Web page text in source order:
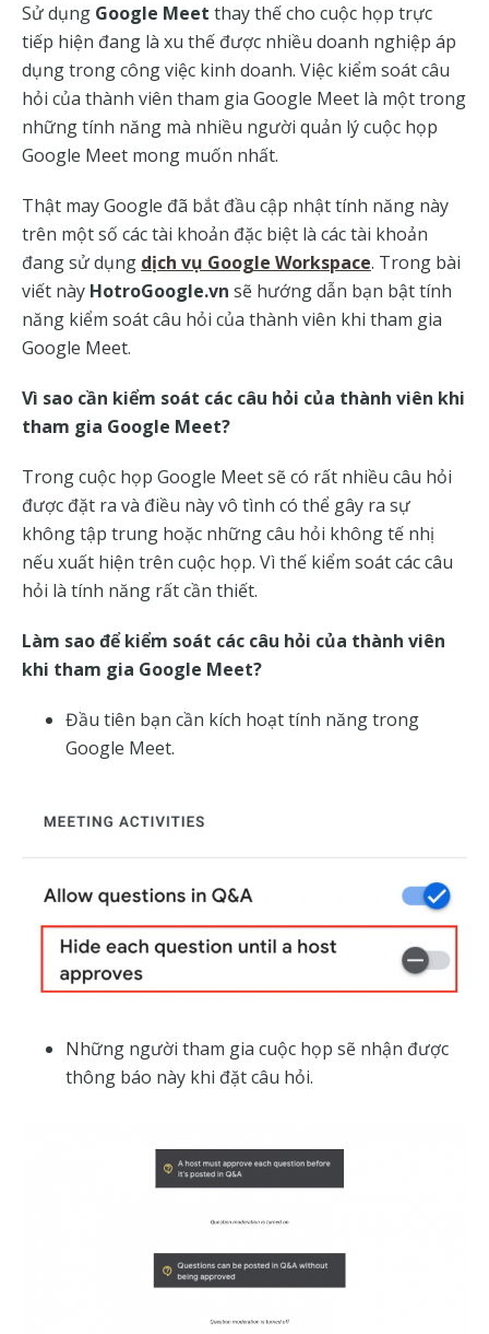
Sử dụng Google Meet thay thế cho cuộc họp trực
tiếp hiện đang là xu thế được nhiều doanh nghiệp áp
dụng trong công việc kinh doanh. Việc kiểm soát câu
hỏi của thành viên tham gia Google Meet là một trong
những tính năng mà nhiều người quản lý cuộc họp
Google Meet mong muốn nhất.
Thật may Google đã bắt đầu cập nhật tính năng này
trên một số các tài khoản đặc biệt là các tài khoản
đang sử dụng dịch vụ Google Workspace. Trong bài
viết này HotroGoogle.vn sẽ hướng dẫn bạn bật tính
năng kiểm soát câu hỏi của thành viên khi tham gia
Google Meet.
Vì sao cần kiểm soát các câu hỏi của thành viên khi
tham gia Google Meet?
Trong cuộc họp Google Meet sẽ có rất nhiều câu hỏi
được đặt ra và điều này vô tình có thể gây ra sự
không tập trung hoặc những câu hỏi không tế nhị
nếu xuất hiện trên cuộc họp. Vì thế kiểm soát các câu
hỏi là tính năng rất cần thiết.
Làm sao để kiểm soát các câu hỏi của thành viên
khi tham gia Google Meet?
Đầu tiên bạn cần kích hoạt tính năng trong
Google Meet.
Những người tham gia cuộc họp sẽ nhận được
thông báo này khi đặt câu hỏi.